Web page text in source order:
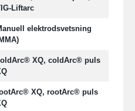
Liftarc
elektrodsvetsning
XQ, coldArc® puls
XQ, rootArc® puls